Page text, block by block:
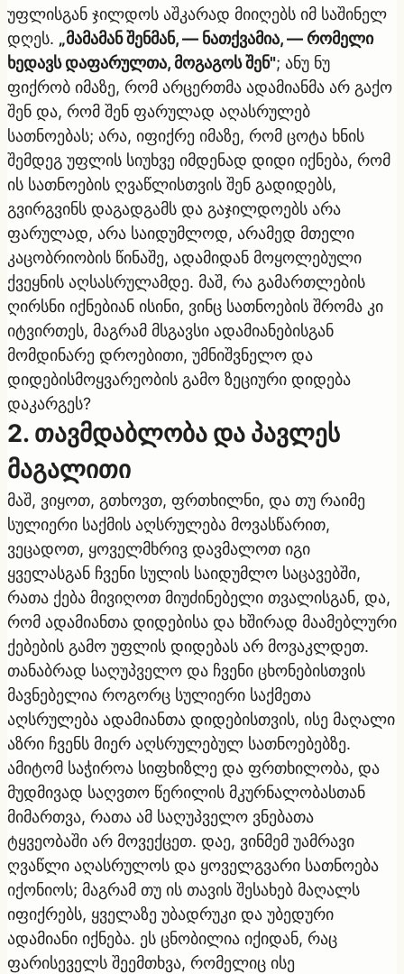
უფლისგან ჯილდოს აშკარად მიიღებს იმ საშინელ
დღეს. „მამამან შენმან, — ნათქვამია, — რომელი
ხედავს დაფარულთა, მოგაგოს შენ"; ანუ ნუ
ფიქრობ იმაზე, რომ არცერთმა ადამიანმა არ გაქო
შენ და, რომ შენ ფარულად აღასრულებ
სათნოებას; არა, იფიქრე იმაზე, რომ ცოტა ხნის
შემდეგ უფლის სიუხვე იმდენად დიდი იქნება, რომ
ის სათნოების ღვაწლისთვის შენ გადიდებს,
გვირგვინს დაგადგამს და გაჯილდოებს არა
ფარულად, არა საიდუმლოდ, არამედ მთელი
კაცობრიობის წინაშე, ადამიდან მოყოლებული
ქვეყნის აღსასრულამდე. მაშ, რა გამართლების
ღირსნი იქნებიან ისინი, ვინც სათნოების შრომა კი
იტვირთეს, მაგრამ მსგავსი ადამიანებისგან
მომდინარე დროებითი, უმნიშვნელო და
დიდებისმოყვარეობის გამო ზეციური დიდება
დაკარგეს?
2. თავმდაბლობა და პავლეს
მაგალითი
მაშ, ვიყოთ, გთხოვთ, ფრთხილნი, და თუ რაიმე
სულიერი საქმის აღსრულება მოვასწარით,
ვეცადოთ, ყოველმხრივ დავმალოთ იგი
ყველასგან ჩვენი სულის საიდუმლო საცავებში,
რათა ქება მივიღოთ მიუძინებელი თვალისგან, და,
რომ ადამიანთა დიდებისა და ხშირად მაამებლური
ქებების გამო უფლის დიდებას არ მოვაკლდეთ.
თანაბრად საღუპველო და ჩვენი ცხონებისთვის
მავნებელია როგორც სულიერი საქმეთა
აღსრულება ადამიანთა დიდებისთვის, ისე მაღალი
აზრი ჩვენს მიერ აღსრულებულ სათნოებებზე.
ამიტომ საჭიროა სიფხიზლე და ფრთხილობა, და
მუდმივად საღვთო წერილის მკურნალობასთან
მიმართვა, რათა ამ საღუპველო ვნებათა
ტყვეობაში არ მოვექცეთ. დაე, ვინმემ უამრავი
ღვაწლი აღასრულოს და ყოველგვარი სათნოება
იქონიოს; მაგრამ თუ ის თავის შესახებ მაღალს
იფიქრებს, ყველაზე უბადრუკი და უბედური
ადამიანი იქნება. ეს ცნობილია იქიდან, რაც
ფარისეველს შეემთხვა, რომელიც ისე